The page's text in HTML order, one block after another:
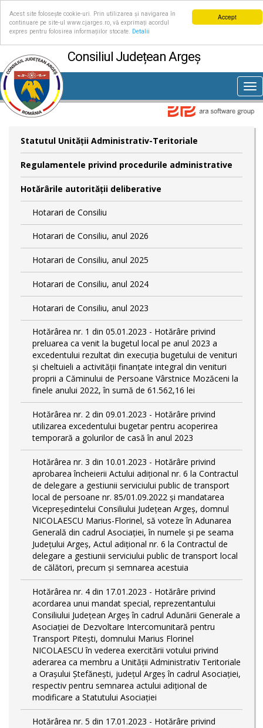
Accept
Acest site folosește cookie-uri. Prin utilizarea și navigarea în
continuare pe site-ul www.cjarges.ro, vă exprimați acordul
expres pentru folosirea informațiilor stocate.
Detalii
Consiliul Județean Argeș
Statutul Unităţii Administrativ-Teritoriale
Regulamentele privind procedurile administrative
Hotărârile autorităţii deliberative
Hotarari de Consiliu
Hotarari de Consiliu, anul 2026
Hotarari de Consiliu, anul 2025
Hotarari de Consiliu, anul 2024
Hotarari de Consiliu, anul 2023
Hotărârea nr. 1 din 05.01.2023 - Hotărâre privind
preluarea ca venit la bugetul local pe anul 2023 a
excedentului rezultat din execuția bugetului de venituri
și cheltuieli a activității finanțate integral din venituri
proprii a Căminului de Persoane Vârstnice Mozăceni la
finele anului 2022, în sumă de 61.562,16 lei
Hotărârea nr. 2 din 09.01.2023 - Hotărâre privind
utilizarea excedentului bugetar pentru acoperirea
temporară a golurilor de casă în anul 2023
Hotărârea nr. 3 din 10.01.2023 - Hotărâre privind
aprobarea încheierii Actului adițional nr. 6 la Contractul
de delegare a gestiunii serviciului public de transport
local de persoane nr. 85/01.09.2022 și mandatarea
Vicepreședintelui Consiliului Județean Argeș, domnul
NICOLAESCU Marius-Florinel, să voteze în Adunarea
Generală din cadrul Asociației, în numele și pe seama
Județului Argeș, Actul adițional nr. 6 la Contractul de
delegare a gestiunii serviciului public de transport local
de călători, precum și semnarea acestuia
Hotărârea nr. 4 din 17.01.2023 - Hotărâre privind
acordarea unui mandat special, reprezentantului
Consiliului Județean Argeș în cadrul Adunării Generale a
Asociației de Dezvoltare Intercomunitară pentru
Transport Pitești, domnului Marius Florinel
NICOLAESCU în vederea exercitării votului privind
aderarea ca membru a Unității Administrativ Teritoriale
a Orașului Ștefănești, județul Argeș în cadrul Asociației,
respectiv pentru semnarea actului adițional de
modificare a Statutului Asociației
Hotărârea nr. 5 din 17.01.2023 - Hotărâre privind